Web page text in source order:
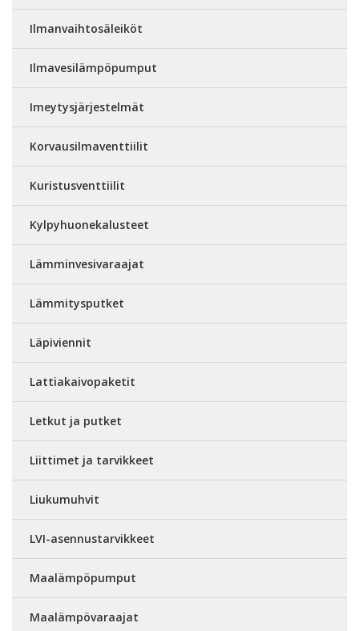
Ilmanvaihtosäleiköt
Ilmavesilämpöpumput
Imeytysjärjestelmät
Korvausilmaventtiilit
Kuristusventtiilit
Kylpyhuonekalusteet
Lämminvesivaraajat
Lämmitysputket
Läpiviennit
Lattiakaivopaketit
Letkut ja putket
Liittimet ja tarvikkeet
Liukumuhvit
LVI-asennustarvikkeet
Maalämpöpumput
Maalämpövaraajat